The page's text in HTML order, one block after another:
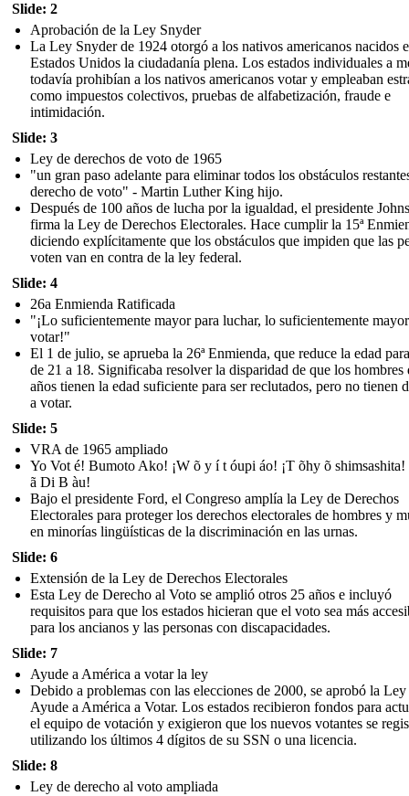
Slide: 2
Aprobación de la Ley Snyder
La Ley Snyder de 1924 otorgó a los nativos americanos nacidos
Estados Unidos la ciudadanía plena. Los estados individuales a
todavía prohibían a los nativos americanos votar y empleaban
como impuestos colectivos, pruebas de alfabetización, fraude e
intimidación.
Slide: 3
Ley de derechos de voto de 1965
"un gran paso adelante para eliminar todos los obstáculos
derecho de voto" - Martin Luther King hijo.
Después de 100 años de lucha por la igualdad, el presidente
firma la Ley de Derechos Electorales. Hace cumplir la 15ª
diciendo explícitamente que los obstáculos que impiden que las
voten van en contra de la ley federal.
Slide: 4
26a Enmienda Ratificada
"¡Lo suficientemente mayor para luchar, lo suficientemente
votar!"
El 1 de julio, se aprueba la 26ª Enmienda, que reduce la edad
de 21 a 18. Significaba resolver la disparidad de que los hombres
años tienen la edad suficiente para ser reclutados, pero no tienen
a votar.
Slide: 5
VRA de 1965 ampliado
Yo Vot é! Bumoto Ako! ¡W õ y í t óupi áo! ¡T õhy õ
ã Di B àu!
Bajo el presidente Ford, el Congreso amplía la Ley de Derechos
Electorales para proteger los derechos electorales de hombres y
en minorías lingüísticas de la discriminación en las urnas.
Slide: 6
Extensión de la Ley de Derechos Electorales
Esta Ley de Derecho al Voto se amplió otros 25 años e incluyó
requisitos para que los estados hicieran que el voto sea más
para los ancianos y las personas con discapacidades.
Slide: 7
Ayude a América a votar la ley
Debido a problemas con las elecciones de 2000, se aprobó la Ley
Ayude a América a Votar. Los estados recibieron fondos para
el equipo de votación y exigieron que los nuevos votantes se
utilizando los últimos 4 dígitos de su SSN o una licencia.
Slide: 8
Ley de derecho al voto ampliada